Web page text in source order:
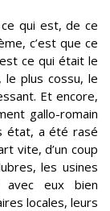
qui est, de ce
c’est que ce
ce qui était le
plus cossu, le
Et encore,
gallo-romain
état, a été rasé
vite, d’un coup
les usines
avec eux bien
locales, leurs